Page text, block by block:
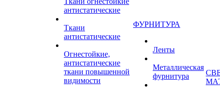
антистатические
Ткани
антистатические
Огнестойкие,
антистатические
ткани повышенной
видимости
ФУРНИТУРА
Ленты
Металлическая
фурнитура